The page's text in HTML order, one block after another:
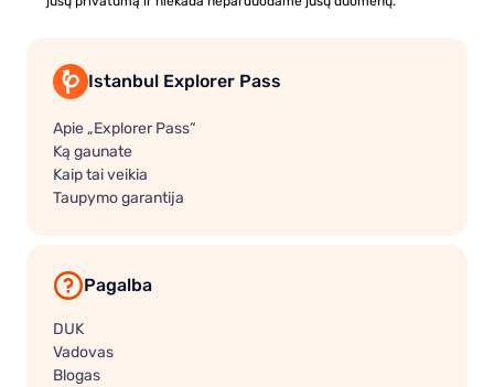
Istanbul Explorer Pass
Apie „Explorer Pass“
Ką gaunate
Kaip tai veikia
Taupymo garantija
Pagalba
DUK
Vadovas
Blogas